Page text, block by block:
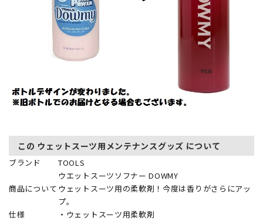
この ウェットスーツ用メンテナンスグッズ について
ブランド
TOOLS
ウエットスーツソフナー DOWMY
商品について ウェットスーツ用の柔軟剤！今度は香りがさらにアッ
プ。
仕様
・ウェットスーツ用柔軟剤